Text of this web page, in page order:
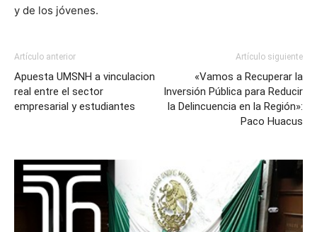
y de los jóvenes.
Artículo anterior
Apuesta UMSNH a vinculacion
real entre el sector
empresarial y estudiantes
Artículo siguiente
«Vamos a Recuperar la
Inversión Pública para Reducir
la Delincuencia en la Región»:
Paco Huacus